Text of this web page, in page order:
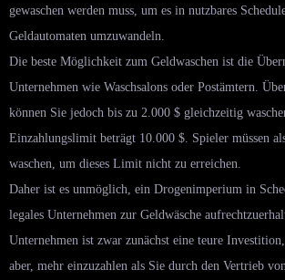
gewaschen werden muss, um es in nutzbares
Geldautomaten umzuwandeln.
Die beste Möglichkeit zum Geldwaschen ist die
Unternehmen wie Waschsalons oder Postämtern.
können Sie jedoch bis zu 2.000 $ gleichzeitig
Einzahlungslimit beträgt 10.000 $. Spieler müssen
waschen, um dieses Limit nicht zu erreichen.
Daher ist es unmöglich, ein Drogenimperium in
legales Unternehmen zur Geldwäsche
Unternehmen ist zwar zunächst eine teure
aber, mehr einzuzahlen als Sie durch den Vertrieb